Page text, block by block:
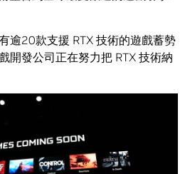
逾20款支援 RTX 技術的遊戲蓄勢
開發公司正在努力把 RTX 技術納